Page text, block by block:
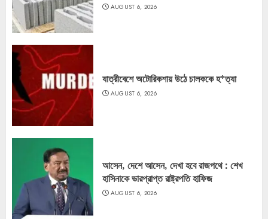
AUGUST 6, 2026
যাত্রীবেশে অটোরিকশায় উঠে চালককে হ*ত্যা
AUGUST 6, 2026
আসেন, দেশে আসেন, দেখা হবে রাজপথে : শেখ
হাসিনাকে ভারপ্রাপ্ত রাষ্ট্রপতি হাফিজ
AUGUST 6, 2026